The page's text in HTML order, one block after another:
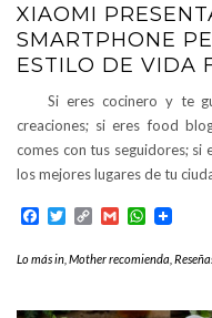
XIAOMI
SMARTPHONE
ESTILO DE VIDA
Si eres cocinero y te
creaciones; si eres food
comes con tus seguidores;
los mejores lugares de tu
Facebook
TwitterCopyGmail
Lo más in Mother recomienda